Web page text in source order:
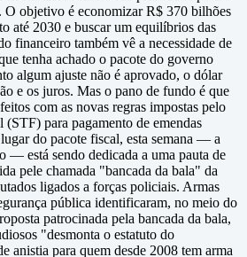
O objetivo é economizar R$ 370 bilhões
até 2030 e buscar um equilíbrios das
financeiro também vê a necessidade de
tenha achado o pacote do governo
algum ajuste não é aprovado, o dólar
e os juros. Mas o pano de fundo é que
com as novas regras impostas pelo
para pagamento de emendas
do pacote fiscal, esta semana — a
— está sendo dedicada a uma pauta de
pele chamada "bancada da bala" da
ligados a forças policiais. Armas
pública identificaram, no meio do
patrocinada pela bancada da bala,
"desmonta o estatuto do
anistia para quem desde 2008 tem arma